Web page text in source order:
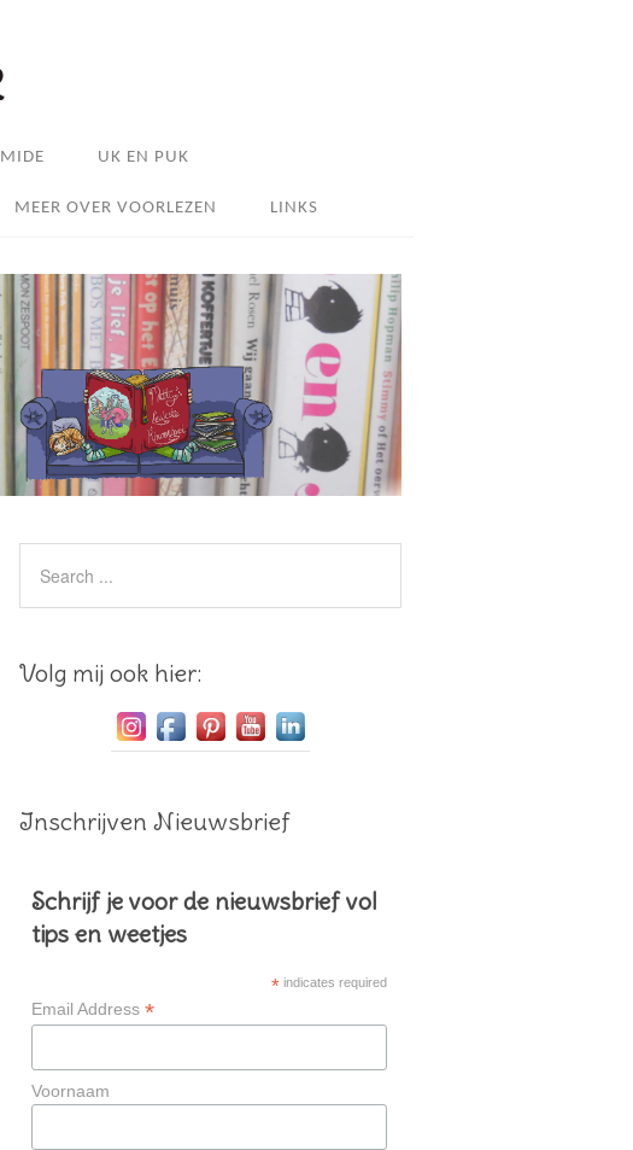
UK EN PUK
MEER OVER VOORLEZEN LINKS
Volg mij ook hier:
Inschrijven Nieuwsbrief
Schrijf je voor de nieuwsbrief vol
tips en weetjes
*indicates required
Email Address *
Voornaam